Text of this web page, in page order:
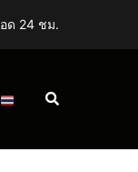
ด 24 ชม.